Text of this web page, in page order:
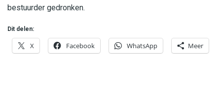
bestuurder gedronken.
Dit delen:
X Facebook WhatsApp Meer